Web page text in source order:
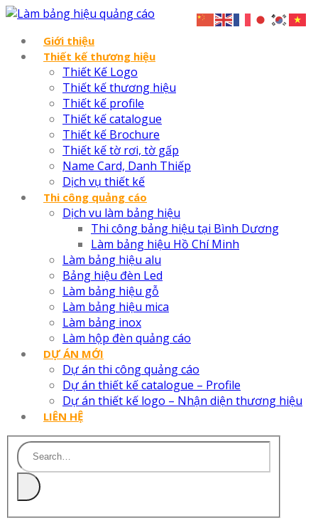
Giới thiệu
Thiết kế thương hiệu
Thiết Kế Logo
Thiết kế thương hiệu
Thiết kế profile
Thiết kế catalogue
Thiết kế Brochure
Thiết kế tờ rơi, tờ gấp
Name Card, Danh Thiếp
Dịch vụ thiết kế
Thi công quảng cáo
Dịch vu làm bảng hiệu
Thi công bảng hiệu tại Bình Dương
Làm bảng hiệu Hồ Chí Minh
Làm bảng hiệu alu
Bảng hiệu đèn Led
Làm bảng hiệu gỗ
Làm bảng hiệu mica
Làm bảng inox
Làm hộp đèn quảng cáo
DỰ ÁN MỚI
Dự án thi công quảng cáo
Dự án thiết kế catalogue – Profile
Dự án thiết kế logo – Nhận diện thương hiệu
LIÊN HỆ